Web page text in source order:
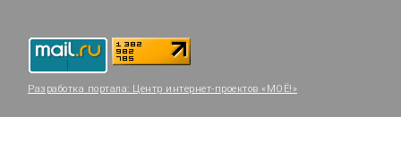
Разработка портала: Центр интернет-проектов «МОЁ!»